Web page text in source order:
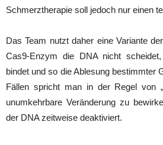
Schmerztherapie soll jedoch nur einen
Das Team nutzt daher eine Variante
Cas9-Enzym die DNA nicht
bindet und so die Ablesung bestimmter
Fällen spricht man in der Regel von
unumkehrbare Veränderung zu
der DNA zeitweise deaktiviert.